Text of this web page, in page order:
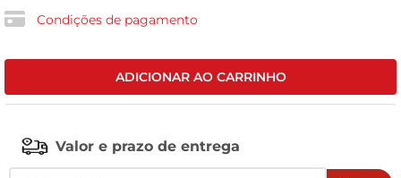
Condições de pagamento
ADICIONAR AO CARRINHO
Valor e prazo de entrega
vinho